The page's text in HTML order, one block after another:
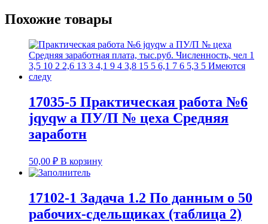
Похожие товары
17035-5 Практическая работа №6
jqyqw а ПУ/П № цеха Средняя
заработн
50,00 ₽ В корзину
17102-1 Задача 1.2 По данным о 50
рабочих-сдельщиках (таблица 2)